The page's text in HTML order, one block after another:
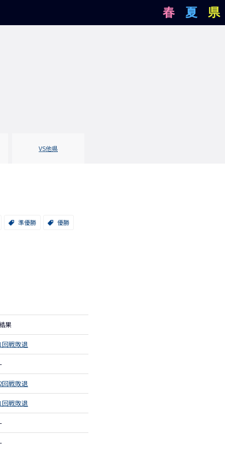
県
夏
春
VS他県
準優勝 優勝
果
回戦敗退
回戦敗退
回戦敗退